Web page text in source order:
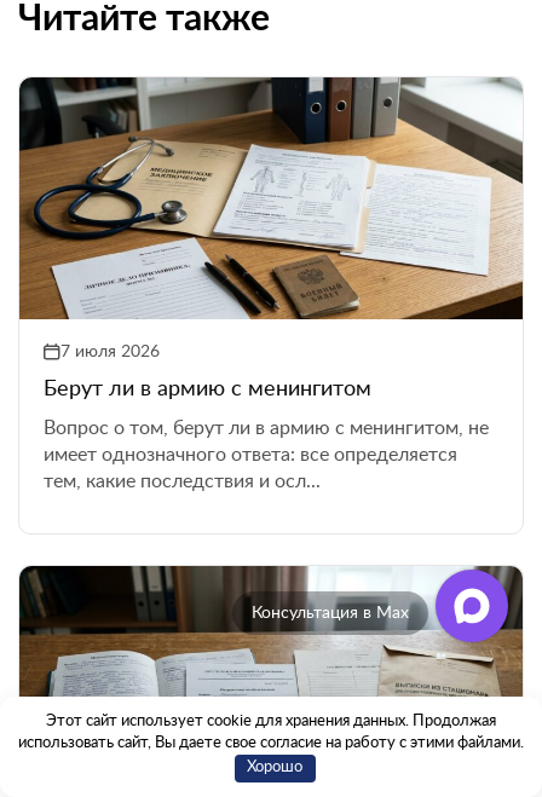
Читайте также
7 июля 2026
Берут ли в армию с менингитом
Вопрос о том, берут ли в армию с менингитом, не
имеет однозначного ответа: все определяется
тем, какие последствия и осл...
Консультация в Max
Этот сайт использует cookie для хранения данных. Продолжая
использовать сайт, Вы даете свое согласие на работу с этими файлами.
Хорошо